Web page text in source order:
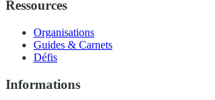
Ressources
Organisations
Guides & Carnets
Défis
Informations